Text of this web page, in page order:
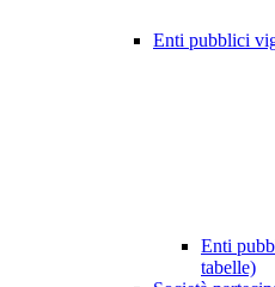
Enti pubblici
Enti
tabelle)